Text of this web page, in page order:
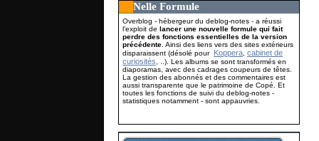
Nelle Formule
Overblog - hébergeur du deblog-notes - a réussi
l'exploit delancer une nouvelle formule qui fait
perdre des fonctions essentielles de la version
précédente . Ainsi des liens vers des sites extérieurs
disparaissent (désolé pour Koppera ,cabinet de
curiosités , ..). Les albums se sont transformés en
diaporamas, avec des cadrages coupeurs de têtes.
La gestion des abonnés et des commentaires est
aussi transparente que le patrimoine de Copé. Et
toutes les fonctions de suivi du deblog-notes -
statistiques notamment - sont appauvries.